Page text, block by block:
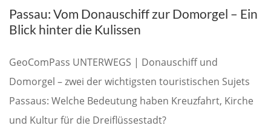
Passau: Vom Donauschiff zur Domorgel – Ein
Blick hinter die Kulissen
GeoComPass UNTERWEGS | Donauschiff und
Domorgel – zwei der wichtigsten touristischen Sujets
Passaus: Welche Bedeutung haben Kreuzfahrt, Kirche
und Kultur für die Dreiflüssestadt?